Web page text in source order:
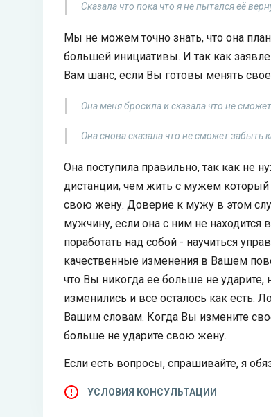
Сказала что пока что я не пытался её
Мы не можем точно знать, что она
большей инициативы. И так как
Вам шанс, если Вы готовы менять
Она меня бросила и сказала что не
Она снова сказала что не сможет забыть
Она поступила правильно, так как не
дистанции, чем жить с мужем который
свою жену. Доверие к мужу в этом
мужчину, если она с ним не находится
поработать над собой - научиться
качественные изменения в Вашем
что Вы никогда ее больше не ударите,
изменились и все осталось как есть.
Вашим словам. Когда Вы измените
больше не ударите свою жену.
Если есть вопросы, спрашивайте, я
УСЛОВИЯ КОНСУЛЬТАЦИИ